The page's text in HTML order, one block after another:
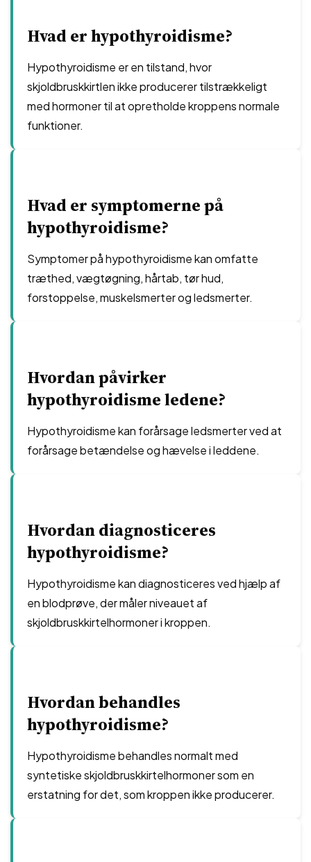
Hvad er hypothyroidisme?
Hypothyroidisme er en tilstand, hvor
skjoldbruskkirtlen ikke producerer tilstrækkeligt
med hormoner til at opretholde kroppens normale
funktioner.
Hvad er symptomerne på
hypothyroidisme?
Symptomer på hypothyroidisme kan omfatte
træthed, vægtøgning, hårtab, tør hud,
forstoppelse, muskelsmerter og ledsmerter.
Hvordan påvirker
hypothyroidisme ledene?
Hypothyroidisme kan forårsage ledsmerter ved at
forårsage betændelse og hævelse i leddene.
Hvordan diagnosticeres
hypothyroidisme?
Hypothyroidisme kan diagnosticeres ved hjælp af
en blodprøve, der måler niveauet af
skjoldbruskkirtelhormoner i kroppen.
Hvordan behandles
hypothyroidisme?
Hypothyroidisme behandles normalt med
syntetiske skjoldbruskkirtelhormoner som en
erstatning for det, som kroppen ikke producerer.